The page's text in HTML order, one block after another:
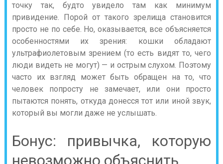
точку так, будто увидело там как минимум
привидение. Порой от такого зрелища становится
просто не по себе. Но, оказывается, все объясняется
особенностями их зрения: кошки обладают
ультрафиолетовым зрением (то есть видят то, чего
люди видеть не могут) — и острым слухом. Поэтому
часто их взгляд может быть обращен на то, что
человек попросту не замечает, или они просто
пытаются понять, откуда донесся тот или иной звук,
который вы могли даже не услышать.
Бонус: привычка, которую
невозможно объяснить